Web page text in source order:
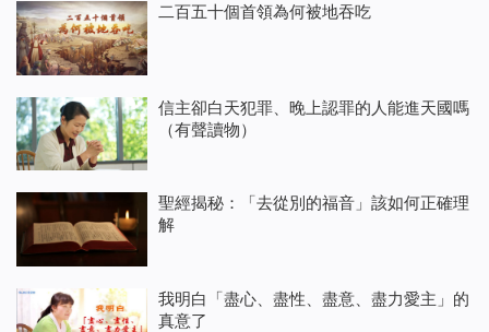
二百五十個首領為何被地吞吃
信主卻白天犯罪、晚上認罪的人能進天國嗎
（有聲讀物）
聖經揭秘：「去從別的福音」該如何正確理
解
我明白「盡心、盡性、盡意、盡力愛主」的
真意了